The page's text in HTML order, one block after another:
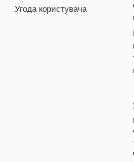
Угода користувача